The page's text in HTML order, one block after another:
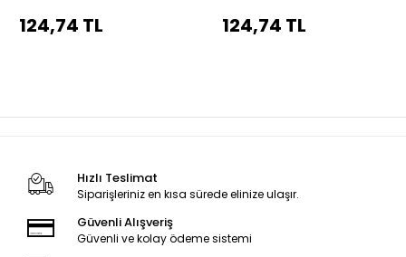
direksiyon kılıfı siyah
dikiş
124,74 TL
direksiyon kılıfı siyah
dikiş
124,74 TL
Hızlı Teslimat
Siparişleriniz en kısa sürede elinize ulaşır.
Güvenli Alışveriş
Güvenli ve kolay ödeme sistemi